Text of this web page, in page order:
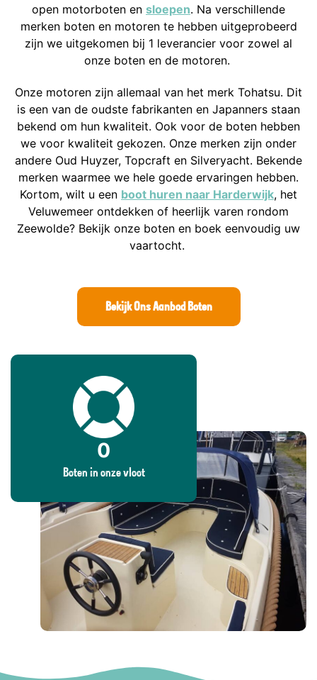
0
Boten in onze vloot
open motorboten en sloepen. Na verschillende
merken boten en motoren te hebben uitgeprobeerd
zijn we uitgekomen bij 1 leverancier voor zowel al
onze boten en de motoren.
Onze motoren zijn allemaal van het merk Tohatsu. Dit
is een van de oudste fabrikanten en Japanners staan
bekend om hun kwaliteit. Ook voor de boten hebben
we voor kwaliteit gekozen. Onze merken zijn onder
andere Oud Huyzer, Topcraft en Silveryacht. Bekende
merken waarmee we hele goede ervaringen hebben.
Kortom, wilt u een boot huren naar Harderwijk, het
Veluwemeer ontdekken of heerlijk varen rondom
Zeewolde? Bekijk onze boten en boek eenvoudig uw
vaartocht.
Bekijk Ons Aanbod Boten